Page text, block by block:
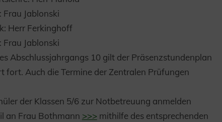
Jablonski
Herr Ferkinghoff
Jablonski
Abschlussjahrgangs 10 gilt der Präsenzstundenplan
fort. Auch die Termine der Zentralen Prüfungen
der Klassen 5/6 zur Notbetreuung anmelden
an Frau Bothmann >>> mithilfe des entsprechenden